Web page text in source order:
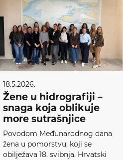
18.5.2026.
Žene u hidrografiji –
snaga koja oblikuje
more sutrašnjice
Povodom Međunarodnog dana
žena u pomorstvu, koji se
obilježava 18. svibnja, Hrvatski